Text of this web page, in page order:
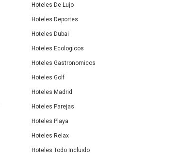
Hoteles De Lujo
Hoteles Deportes
Hoteles Dubai
Hoteles Ecologicos
Hoteles Gastronomicos
Hoteles Golf
Hoteles Madrid
Hoteles Parejas
Hoteles Playa
Hoteles Relax
Hoteles Todo Incluido